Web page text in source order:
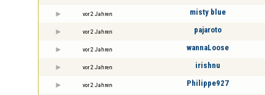
vor 2 Jahren misty blue
vor 2 Jahren pajaroto
vor 2 Jahren wannaLoose
vor 2 Jahren irishnu
vor 2 Jahren Philippe927